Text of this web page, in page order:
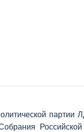
партии